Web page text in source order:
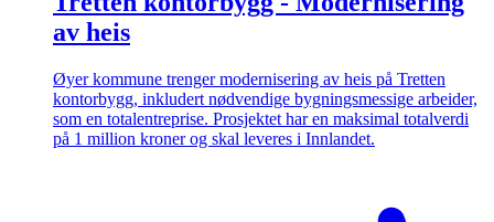
av heis
Øyer kommune trenger modernisering av heis på Tretten
kontorbygg, inkludert nødvendige bygningsmessige arbeider,
som en totalentreprise. Prosjektet har en maksimal totalverdi
på 1 million kroner og skal leveres i Innlandet.